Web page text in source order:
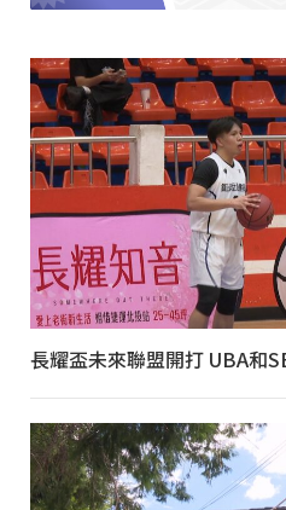
長耀盃未來聯盟開打 UBA和